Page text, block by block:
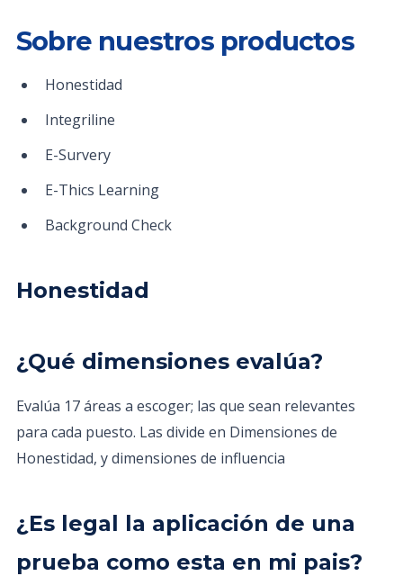
Sobre nuestros productos
Honestidad
Integriline
E-Survery
E-Thics Learning
Background Check
Honestidad
¿Qué dimensiones evalúa?
Evalúa 17 áreas a escoger; las que sean relevantes
para cada puesto. Las divide en Dimensiones de
Honestidad, y dimensiones de influencia
¿Es legal la aplicación de una
prueba como esta en mi pais?